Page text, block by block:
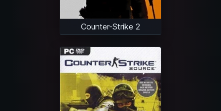
Counter-Strike 2